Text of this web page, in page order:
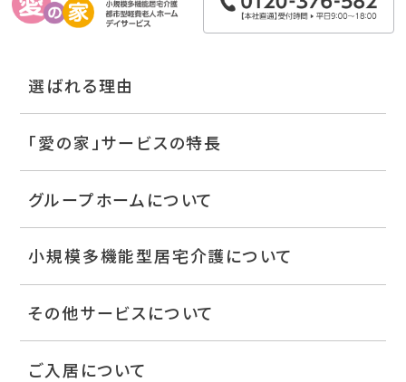
選ばれる理由
「愛の家」サービスの特長
グループホームについて
小規模多機能型居宅介護について
その他サービスについて
ご入居について